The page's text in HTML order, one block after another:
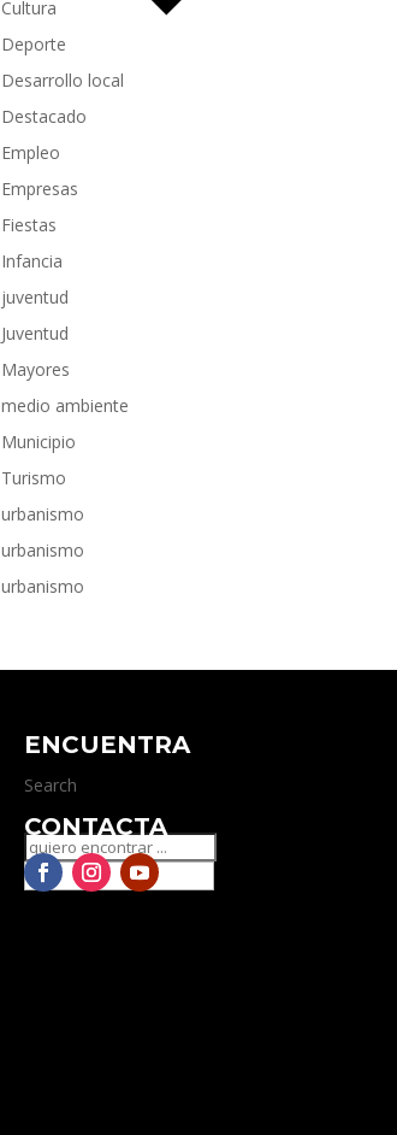
Cultura
Deporte
Desarrollo local
Destacado
Empleo
Empresas
Fiestas
Infancia
juventud
Juventud
Mayores
medio ambiente
Municipio
Turismo
urbanismo
urbanismo
urbanismo
ENCUENTRA
Search
CONTACTA